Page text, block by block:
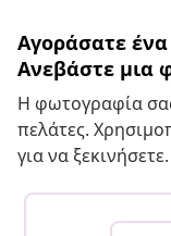
Αγοράσατε
Ανεβάστε μια
Η φωτογραφία
πελάτες.
για να ξεκινήσετε.